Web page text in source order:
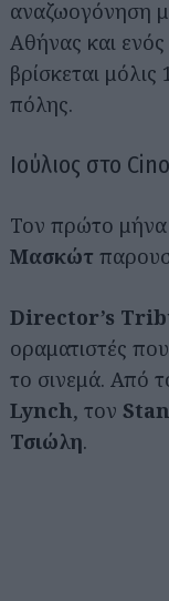
αναζωογόνηση
Αθήνας και
βρίσκεται
πόλης.
Ιούλιος στο
Τον πρώτο μήνα
Μασκώτ
Director’s
οραματιστές
το σινεμά. Από
Lynch, τον
Τσιώλη.